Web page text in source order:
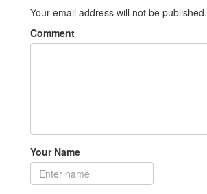
Your email address will not be published.
Comment
Your Name